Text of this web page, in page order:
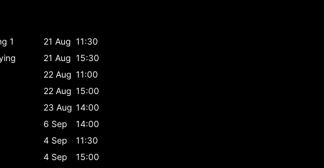
1 21 Aug 11:30
21 Aug 15:30
22 Aug 11:00
22 Aug 15:00
23 Aug 14:00
6 Sep
14:00
4 Sep
11:30
4 Sep
15:00